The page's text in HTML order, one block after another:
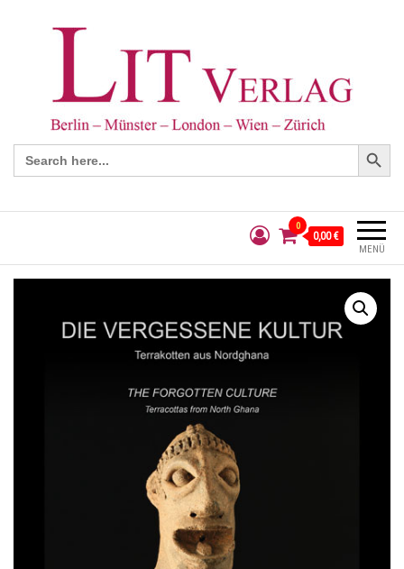
Search
for:
Search Button
MENÜ
0
0,00 €